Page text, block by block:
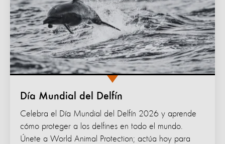
Día Mundial del Delfín
Celebra el Día Mundial del Delfín 2026 y aprende
cómo proteger a los delfines en todo el mundo.
Únete a World Animal Protection; actúa hoy para